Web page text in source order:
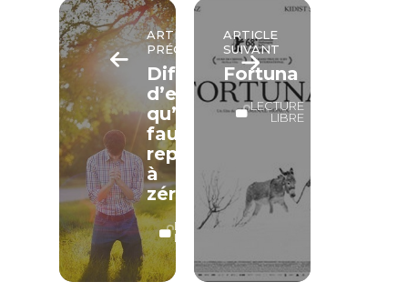
ARTICLE
PRÉCÉDENT
Difficile
d’entendre
qu’il
faut
repartir
à
zéro
LECTURE
LIBRE
ARTICLE
SUIVANT
Fortuna
LECTURE
LIBRE